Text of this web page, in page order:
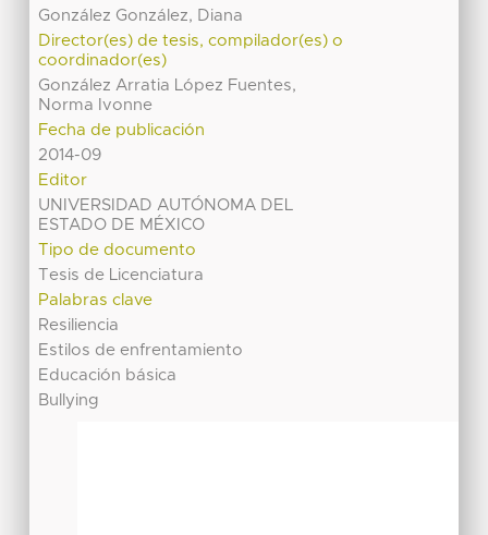
González González, Diana
Director(es) de tesis, compilador(es) o
coordinador(es)
González Arratia López Fuentes,
Norma Ivonne
Fecha de publicación
2014-09
Editor
UNIVERSIDAD AUTÓNOMA DEL
ESTADO DE MÉXICO
Tipo de documento
Tesis de Licenciatura
Palabras clave
Resiliencia
Estilos de enfrentamiento
Educación básica
Bullying